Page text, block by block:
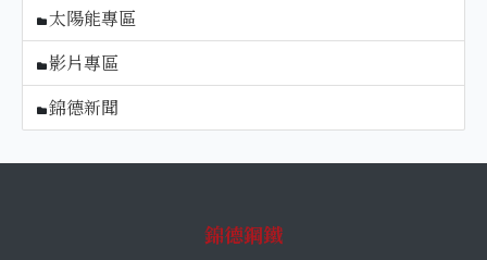
太陽能專區
影片專區
錦德新聞
錦德鋼鐵